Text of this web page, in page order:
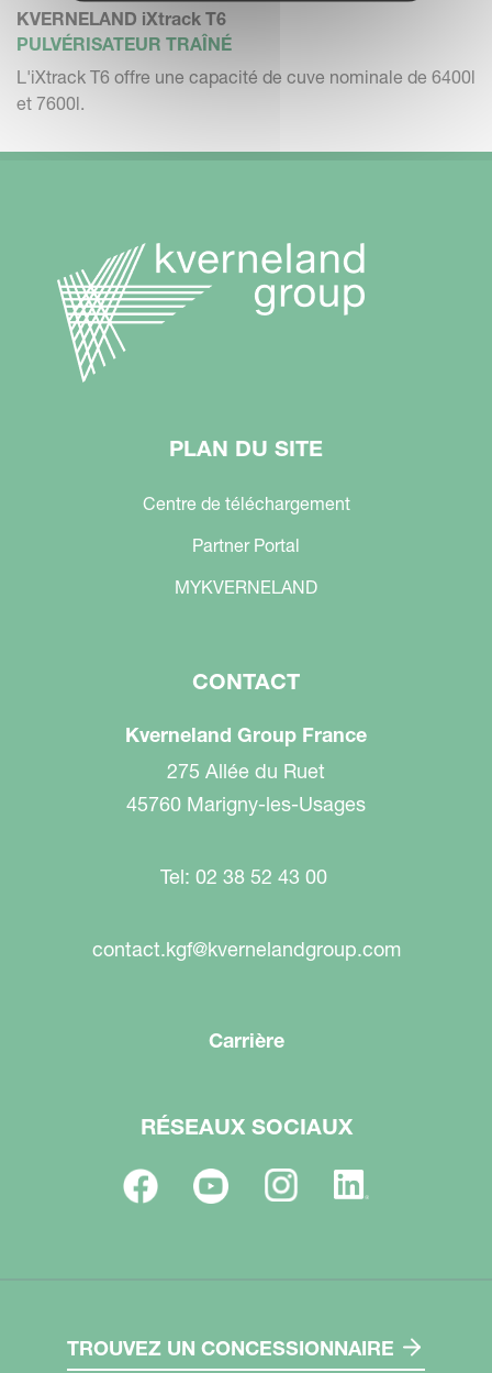
KVERNELAND iXtrack T6
PULVÉRISATEUR TRAÎNÉ
L'iXtrack T6 offre une capacité de cuve nominale de 6400l
et 7600l.
PLAN DU SITE
Centre de téléchargement
Partner Portal
MYKVERNELAND
CONTACT
Kverneland Group France
275 Allée du Ruet
45760 Marigny-les-Usages
Tel: 02 38 52 43 00
contact.kgf@kvernelandgroup.com
Carrière
RÉSEAUX SOCIAUX
TROUVEZ UN CONCESSIONNAIRE